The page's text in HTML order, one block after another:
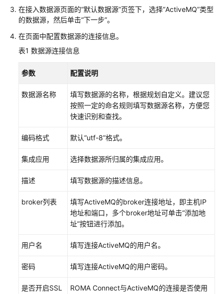
户
指
南
开
使
ROMA
通
IAM
予
用
权
例
在接入数据源页面的“默认数据源”页签下，选择“ActiveMQ”类型
的数据源，然后单击“下一步”。
在页面中配置数据源的连接信息。
表1 数据源连接信息
参数 配置说明
数据源名称
填写数据源的名称，根据规划自定义。建议您
按照一定的命名规则填写数据源名称，方便您
快速识别和查找。
编码格式 默认“utf-8”格式。
集成应用 选择数据源所归属的集成应用。
描述 填写数据源的描述信息。
broker列表
填写ActiveMQ的broker连接地址，即主机IP
地址和端口，多个broker地址可单击“添加地
址”按钮进行添加。
用户名 填写连接ActiveMQ的用户名。
密码 填写连接ActiveMQ的用户密码。
是否开启SSL
ROMA Connect与ActiveMQ的连接是否使用